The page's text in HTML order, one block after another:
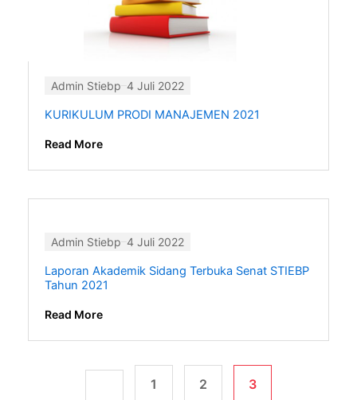
Admin Stiebp 4 Juli 2022
KURIKULUM PRODI MANAJEMEN 2021
Read More
Admin Stiebp 4 Juli 2022
Laporan Akademik Sidang Terbuka Senat STIEBP
Tahun 2021
Read More
1 2 3